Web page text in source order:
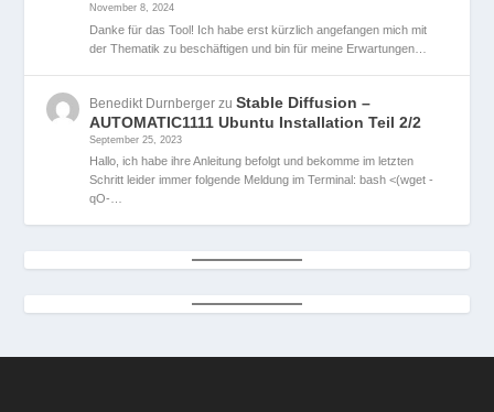
November 8, 2024
Danke für das Tool! Ich habe erst kürzlich angefangen mich mit
der Thematik zu beschäftigen und bin für meine Erwartungen…
Benedikt Durnberger zuStable Diffusion –
AUTOMATIC1111 Ubuntu Installation Teil 2/2
September 25, 2023
Hallo, ich habe ihre Anleitung befolgt und bekomme im letzten
Schritt leider immer folgende Meldung im Terminal: bash <(wget -
qO-…